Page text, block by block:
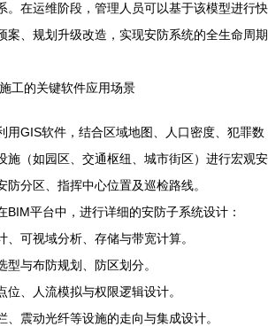
。在运维阶段，管理人员可以基于该模型进行快
案、规划升级改造，实现安防系统的全生命周期
工的关键软件应用场景
用GIS软件，结合区域地图、人口密度、犯罪数
施（如园区、交通枢纽、城市街区）进行宏观安
防分区、指挥中心位置及巡检路线。
BIM平台中，进行详细的安防子系统设计：
、可视域分析、存储与带宽计算。
型与布防规划、防区划分。
位、人流模拟与权限逻辑设计。
、震动光纤等设施的走向与集成设计。